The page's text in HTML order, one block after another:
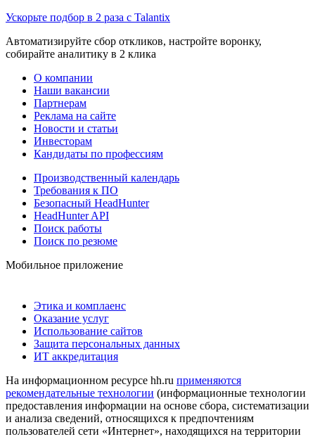
Ускорьте подбор в 2 раза с Talantix
Автоматизируйте сбор откликов, настройте воронку,
собирайте аналитику в 2 клика
О компании
Наши вакансии
Партнерам
Реклама на сайте
Новости и статьи
Инвесторам
Кандидаты по профессиям
Производственный календарь
Требования к ПО
Безопасный HeadHunter
HeadHunter API
Поиск работы
Поиск по резюме
Мобильное приложение
Этика и комплаенс
Оказание услуг
Использование сайтов
Защита персональных данных
ИТ аккредитация
На информационном ресурсе hh.ru применяются
рекомендательные технологии (информационные технологии
предоставления информации на основе сбора, систематизации
и анализа сведений, относящихся к предпочтениям
пользователей сети «Интернет», находящихся на территории